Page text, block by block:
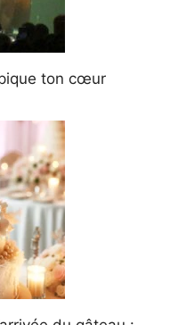
ton cœur